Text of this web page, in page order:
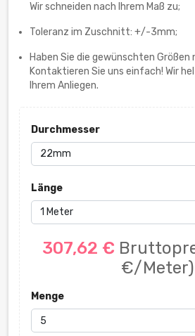
Wir schneiden nach Ihrem Maß zu;
Toleranz im Zuschnitt: +/-3mm;
Haben Sie die gewünschten
Kontaktieren Sie uns einfach! Wir
Ihrem Anliegen.
Durchmesser
Länge
307,62 €
€/Meter)
Menge